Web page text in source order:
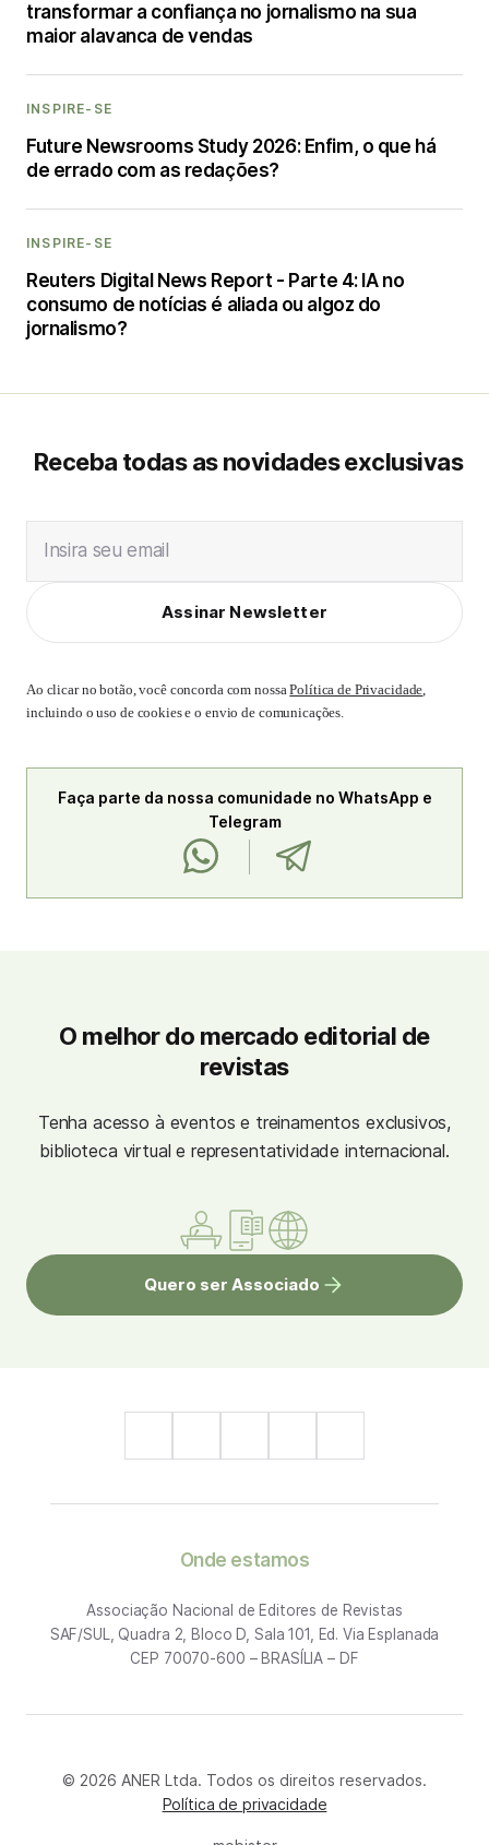
transformar a confiança no jornalismo na sua
maior alavanca de vendas
INSPIRE-SE
Future Newsrooms Study 2026: Enfim, o que há
de errado com as redações?
INSPIRE-SE
Reuters Digital News Report - Parte 4: IA no
consumo de notícias é aliada ou algoz do
jornalismo?
Receba todas as novidades exclusivas
Insira seu email
Assinar Newsletter
Ao clicar no botão, você concorda com nossaPolítica de Privacidade,
incluindo o uso de cookies e o envio de comunicações.
Faça parte da nossa comunidade no WhatsApp e
Telegram
O melhor do mercado editorial de
revistas
Tenha acesso à eventos e treinamentos exclusivos,
biblioteca virtual e representatividade internacional.
Quero ser Associado
Onde estamos
Associação Nacional de Editores de Revistas
SAF/SUL, Quadra 2, Bloco D, Sala 101, Ed. Via Esplanada
CEP 70070-600 – BRASÍLIA – DF
© 2026 ANER Ltda. Todos os direitos reservados.
Política de privacidade